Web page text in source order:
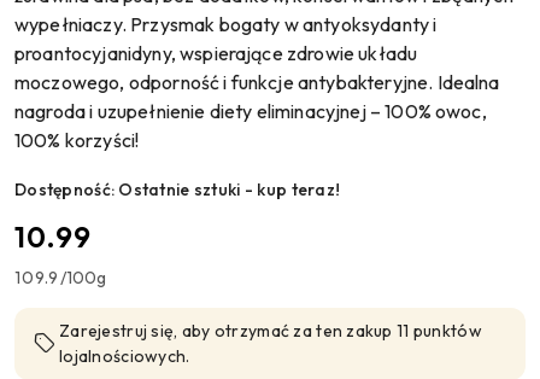
wypełniaczy. Przysmak bogaty w antyoksydanty i
proantocyjanidyny, wspierające zdrowie układu
moczowego, odporność i funkcje antybakteryjne. Idealna
nagroda i uzupełnienie diety eliminacyjnej – 100% owoc,
100% korzyści!
Dostępność: Ostatnie sztuki - kup teraz!
cena:
10.99
109.9/100g
Zarejestruj się, aby otrzymać za ten zakup 11 punktów
lojalnościowych.